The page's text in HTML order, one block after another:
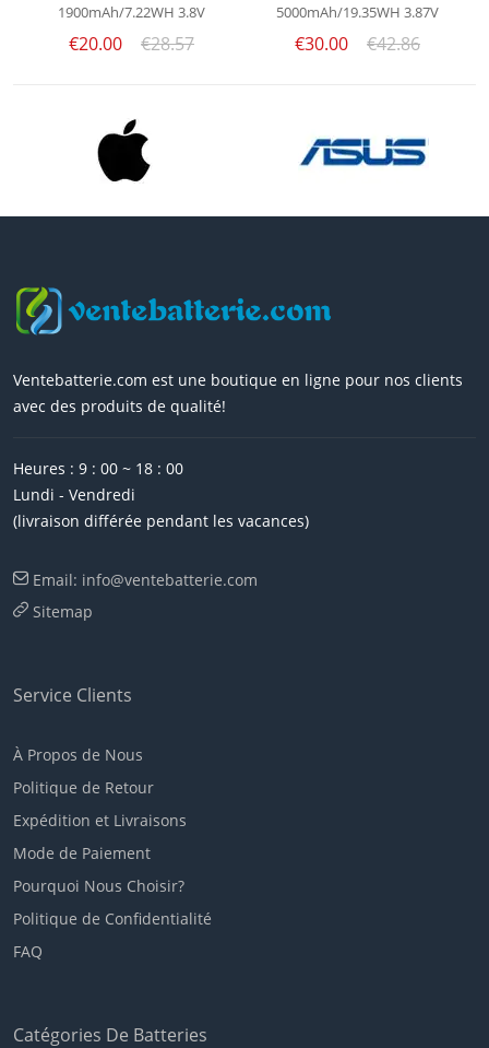
1900mAh/7.22WH 3.8V
€20.00 €28.57
5000mAh/19.35WH 3.87V
€30.00 €42.86
Ventebatterie.com est une boutique en ligne pour nos clients
avec des produits de qualité!
Heures : 9 : 00 ~ 18 : 00
Lundi - Vendredi
(livraison différée pendant les vacances)
Email: info@ventebatterie.com
Sitemap
Service Clients
À Propos de Nous
Politique de Retour
Expédition et Livraisons
Mode de Paiement
Pourquoi Nous Choisir?
Politique de Confidentialité
FAQ
Catégories De Batteries